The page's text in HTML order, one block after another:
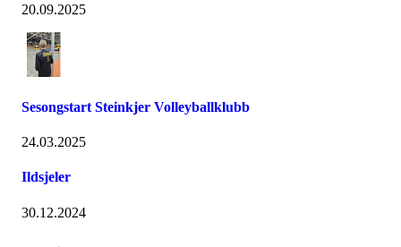
20.09.2025
Sesongstart Steinkjer Volleyballklubb
24.03.2025
Ildsjeler
30.12.2024